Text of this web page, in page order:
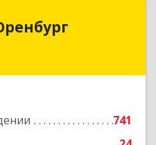
741
Бит, Оренбург
Оренбург, Березка